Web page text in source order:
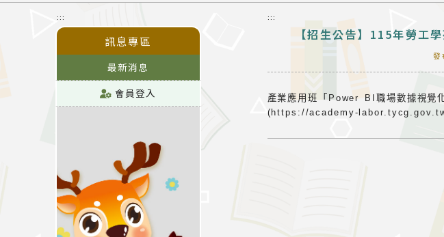
:::
訊息專區
最新消息
會員登入
:::
【招生公告】115年勞
發
產業應用班「Power BI職場數據視覺
(https://academy-